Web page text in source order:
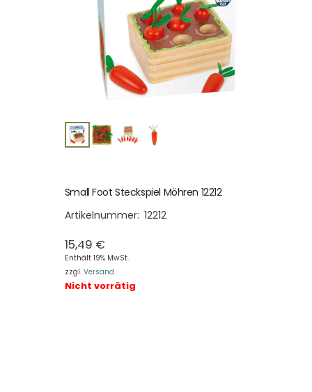
Small Foot Steckspiel Möhren 12212
Artikelnummer: 12212
15,49 €
Enthält 19% MwSt.
zzgl. Versand
Nicht vorrätig